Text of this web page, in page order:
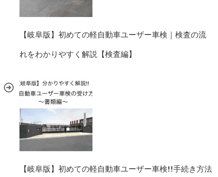
【岐阜版】初めての軽自動車ユーザー車検｜検査の流
れをわかりやすく解説【検査編】
【岐阜版】初めての軽自動車ユーザー車検!!手続き方法